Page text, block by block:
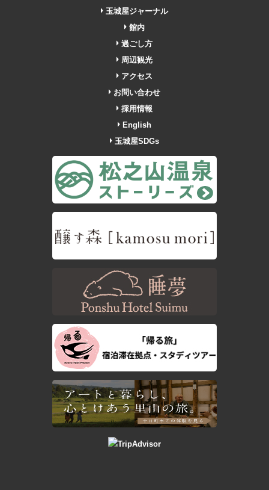
玉城屋ジャーナル
館内
過ごし方
周辺観光
アクセス
お問い合わせ
採用情報
English
玉城屋SDGs